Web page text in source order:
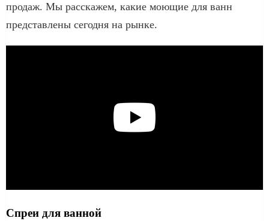
продаж. Мы расскажем, какие моющие для ванн
представлены сегодня на рынке.
Спреи для ванной